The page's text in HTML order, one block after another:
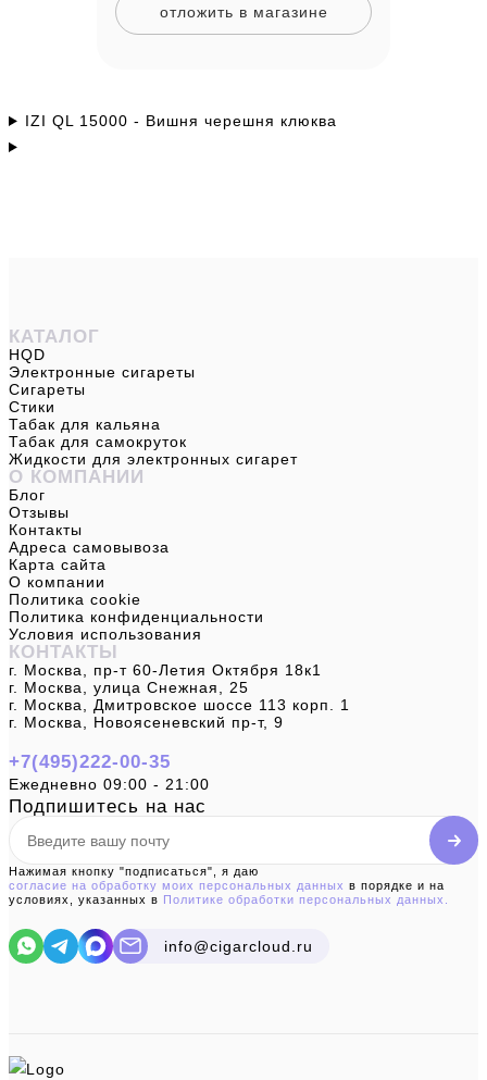
отложить в магазине
IZI QL 15000 - Вишня черешня клюква
КАТАЛОГ
HQD
Электронные сигареты
Сигареты
Стики
Табак для кальяна
Табак для самокруток
Жидкости для электронных сигарет
О КОМПАНИИ
Блог
Отзывы
Контакты
Адреса самовывоза
Карта сайта
О компании
Политика cookie
Политика конфиденциальности
Условия использования
КОНТАКТЫ
г. Москва, пр-т 60-Летия Октября 18к1
г. Москва, улица Снежная, 25
г. Москва, Дмитровское шоссе 113 корп. 1
г. Москва, Новоясеневский пр-т, 9
+7(495)222-00-35
Ежедневно 09:00 - 21:00
Подпишитесь на нас
Нажимая кнопку "подписаться", я даю
согласие на обработку моих персональных данных в порядке и на
условиях, указанных в Политике обработки персональных данных.
info@cigarcloud.ru